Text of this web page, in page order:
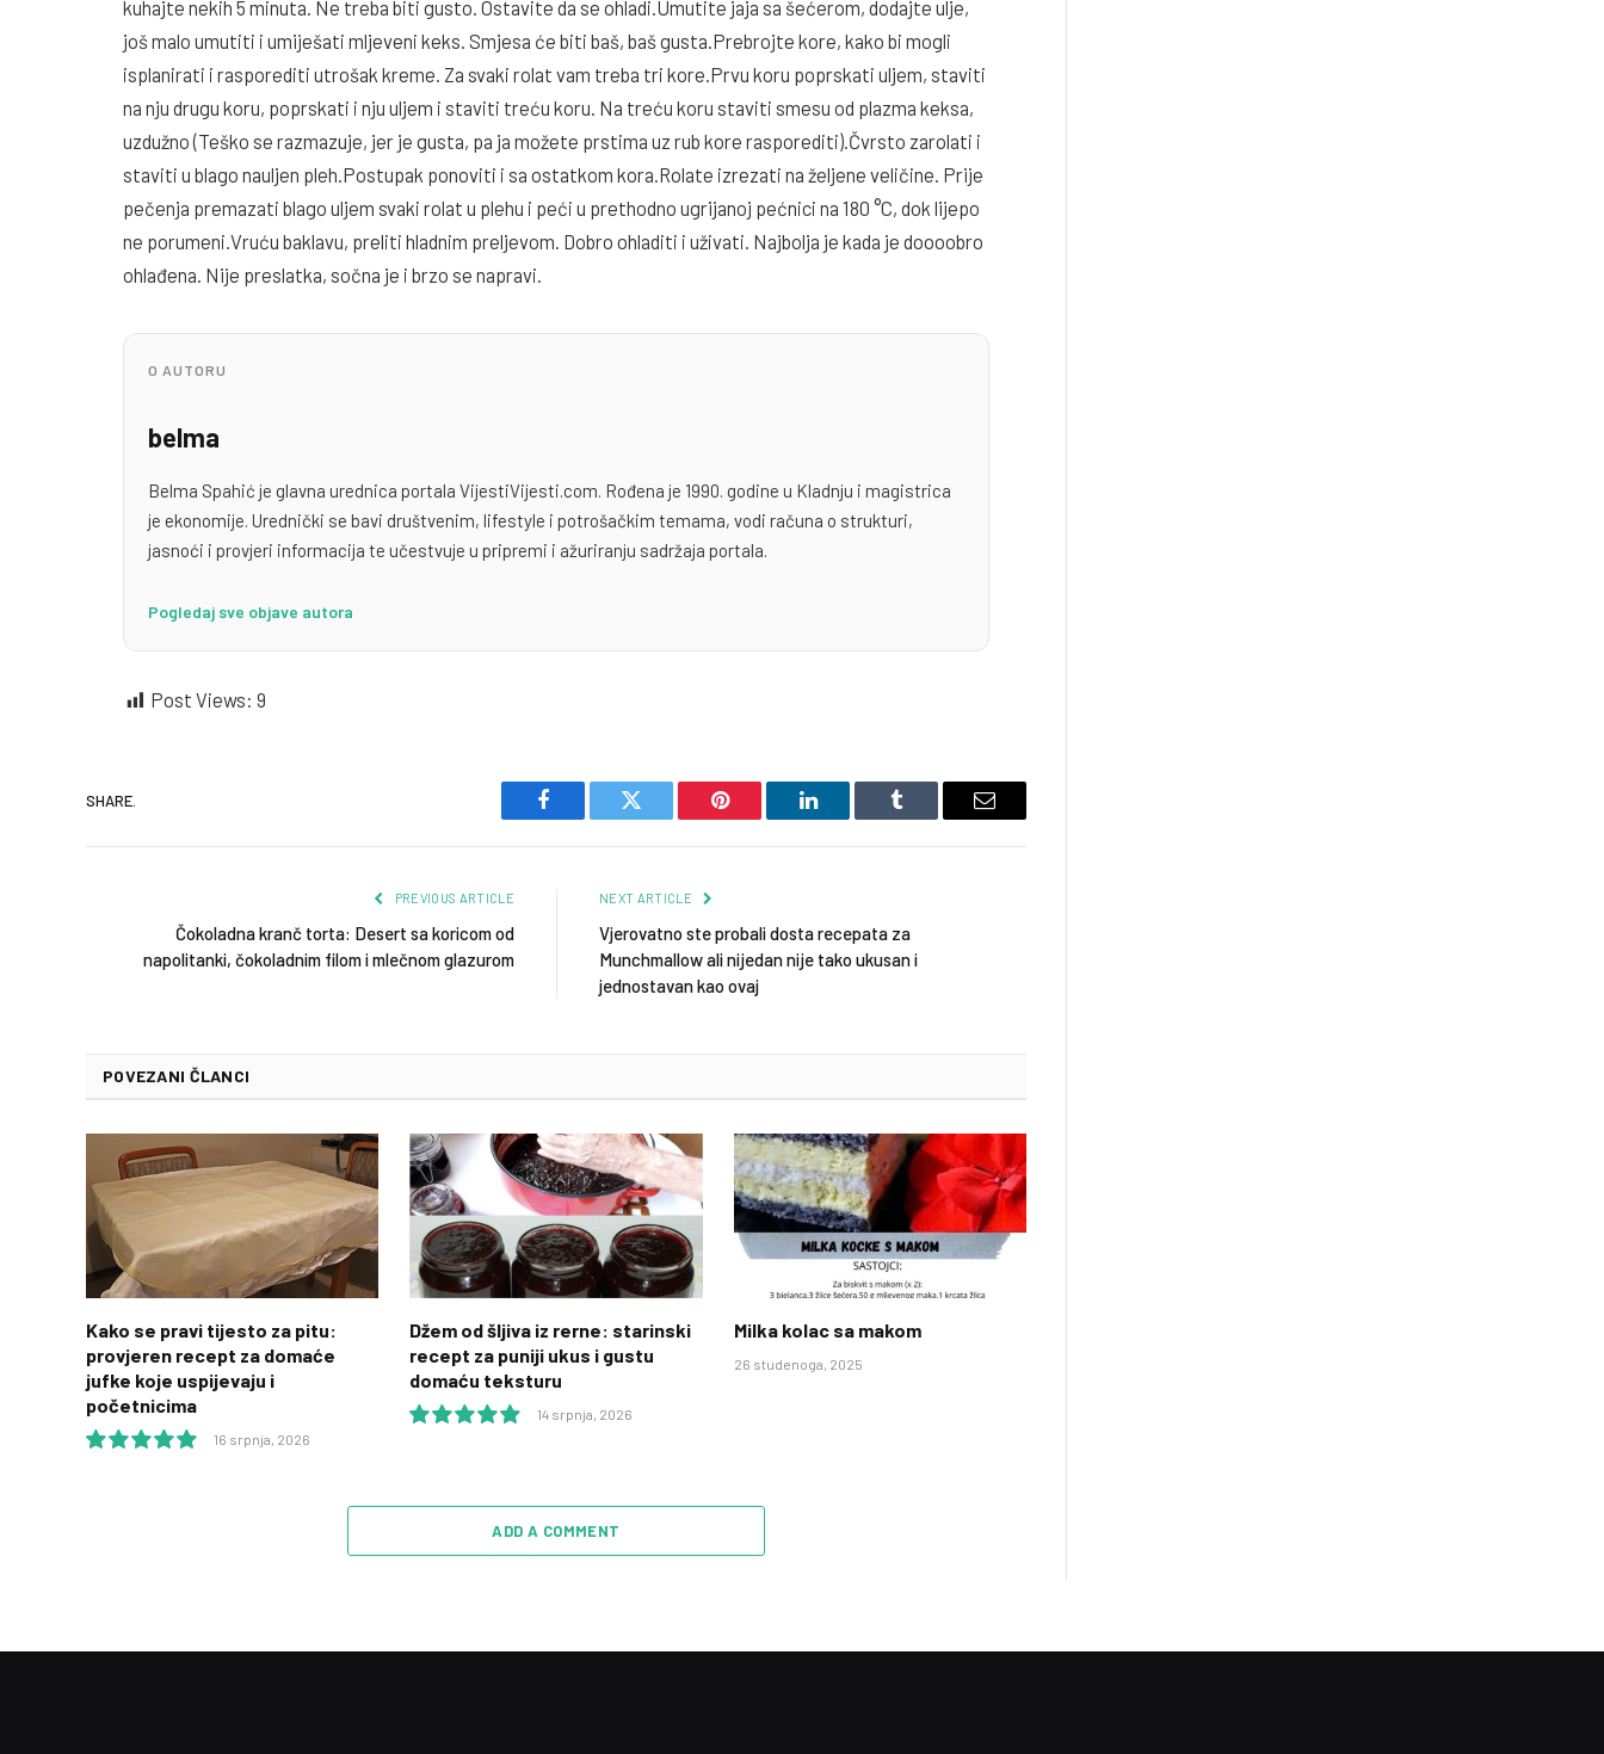
kuhajte nekih 5 minuta. Ne treba biti gusto. Ostavite da se ohladi.Umutite jaja sa šećerom, dodajte ulje,
još malo umutiti i umiješati mljeveni keks. Smjesa će biti baš, baš gusta.Prebrojte kore, kako bi mogli
isplanirati i rasporediti utrošak kreme. Za svaki rolat vam treba tri kore.Prvu koru poprskati uljem, staviti
na nju drugu koru, poprskati i nju uljem i staviti treću koru. Na treću koru staviti smesu od plazma keksa,
uzdužno (Teško se razmazuje, jer je gusta, pa ja možete prstima uz rub kore rasporediti).Čvrsto zarolati i
staviti u blago nauljen pleh.Postupak ponoviti i sa ostatkom kora.Rolate izrezati na željene veličine. Prije
pečenja premazati blago uljem svaki rolat u plehu i peći u prethodno ugrijanoj pećnici na 180 °C, dok lijepo
ne porumeni.Vruću baklavu, preliti hladnim preljevom. Dobro ohladiti i uživati. Najbolja je kada je doooobro
ohlađena. Nije preslatka, sočna je i brzo se napravi.
O AUTORU
belma
Belma Spahić je glavna urednica portala VijestiVijesti.com. Rođena je 1990. godine u Kladnju i magistrica
je ekonomije. Urednički se bavi društvenim, lifestyle i potrošačkim temama, vodi računa o strukturi,
jasnoći i provjeri informacija te učestvuje u pripremi i ažuriranju sadržaja portala.
Pogledaj sve objave autora
Post Views: 9
SHARE.
Facebook Twitter Pinterest LinkedIn Tumblr Email
PREVIOUS ARTICLE
Čokoladna kranč torta: Desert sa koricom od
napolitanki, čokoladnim filom i mlečnom glazurom
NEXT ARTICLE
Vjerovatno ste probali dosta recepata za
Munchmallow ali nijedan nije tako ukusan i
jednostavan kao ovaj
POVEZANI ČLANCI
Kako se pravi tijesto za pitu:
provjeren recept za domaće
jufke koje uspijevaju i
početnicima
16 srpnja, 2026
Džem od šljiva iz rerne: starinski
recept za puniji ukus i gustu
domaću teksturu
14 srpnja, 2026
Milka kolac sa makom
26 studenoga, 2025
ADD A COMMENT